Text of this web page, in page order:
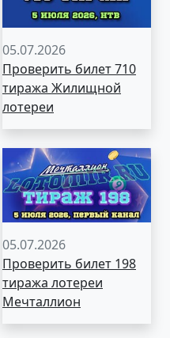
05.07.2026
Проверить билет 710
тиража Жилищной
лотереи
05.07.2026
Проверить билет 198
тиража лотереи
Мечталлион